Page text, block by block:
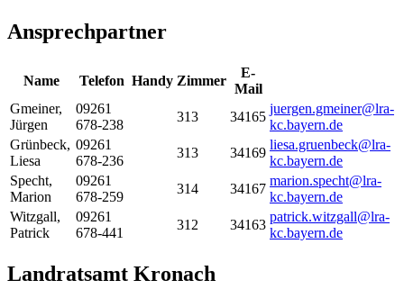
Ansprechpartner
Name Telefon Handy Zimmer
E-
Mail
Gmeiner,
Jürgen
09261
678-238
313 34165
juergen.gmeiner@lra-
kc.bayern.de
Grünbeck,
Liesa
09261
678-236
313 34169
liesa.gruenbeck@lra-
kc.bayern.de
Specht,
Marion
09261
678-259
314 34167
marion.specht@lra-
kc.bayern.de
Witzgall,
Patrick
09261
678-441
312 34163
patrick.witzgall@lra-
kc.bayern.de
Landratsamt Kronach